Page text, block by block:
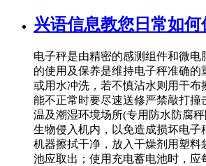
兴语信息教您日常如
电子秤是由精密的感测组件和微电
的使用及保养是维持电子秤准确的
或用水冲洗，若不慎沾水则用干布
能不正常时要尽速送修严禁敲打撞
温及潮湿环境场所(专用防水防腐
生物侵入机内，以免造成损坏电子
机器擦拭干净，放入干燥剂用塑料
池应取出；使用充电蓄电池时，应